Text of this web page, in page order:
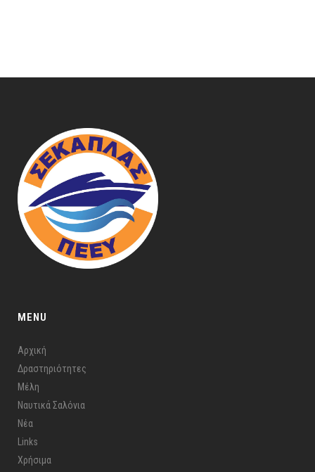
MENU
Αρχική
Δραστηριότητες
Μέλη
Ναυτικά Σαλόνια
Νέα
Links
Χρήσιμα